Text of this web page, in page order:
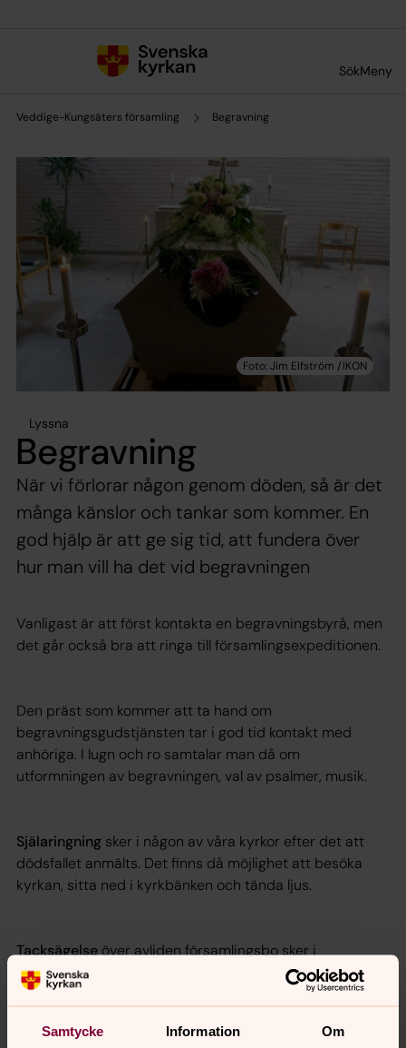
Samtycke Information Om
SökMeny
Veddige-Kungsäters församling Begravning
Lyssna
Begravning
När vi förlorar någon genom döden, så är det
många känslor och tankar som kommer. En
god hjälp är att ge sig tid, att fundera över
hur man vill ha det vid begravningen
Vanligast är att först kontakta en begravningsbyrå, men
det går också bra att ringa till församlingsexpeditionen.
Den präst som kommer att ta hand om
begravningsgudstjänsten tar i god tid kontakt med
anhöriga. I lugn och ro samtalar man då om
utformningen av begravningen, val av psalmer, musik.
Själaringning sker i någon av våra kyrkor efter det att
dödsfallet anmälts. Det finns då möjlighet att besöka
kyrkan, sitta ned i kyrkbänken och tända ljus.
Tacksägelseöver avliden församlingsbo sker i
gudstjänsten närmaste söndagen efter dödsfallet. Då
tänder vi ett ljus för den avlidne och klockringning sker.